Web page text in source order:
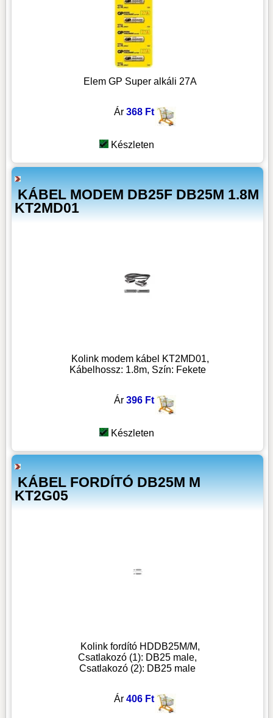
Elem GP Super alkáli 27A
Ár 368 Ft
Készleten
KÁBEL MODEM DB25F DB25M 1.8M
KT2MD01
Kolink modem kábel KT2MD01,
Kábelhossz: 1.8m, Szín: Fekete
Ár 396 Ft
Készleten
KÁBEL FORDÍTÓ DB25M M
KT2G05
Kolink fordító HDDB25M/M,
Csatlakozó (1): DB25 male,
Csatlakozó (2): DB25 male
Ár 406 Ft